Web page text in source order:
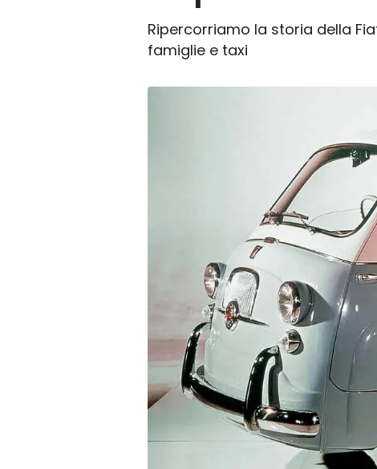
Ripercorriamo la storia della
famiglie e taxi